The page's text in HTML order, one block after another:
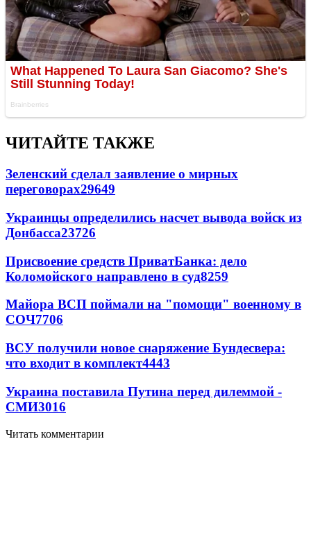
ЧИТАЙТЕ ТАКЖЕ
Зеленский сделал заявление о мирных
переговорах29649
Украинцы определились насчет вывода войск из
Донбасса23726
Присвоение средств ПриватБанка: дело
Коломойского направлено в суд8259
Майора ВСП поймали на "помощи" военному в
СОЧ7706
ВСУ получили новое снаряжение Бундесвера:
что входит в комплект4443
Украина поставила Путина перед дилеммой -
СМИ3016
Читать комментарии